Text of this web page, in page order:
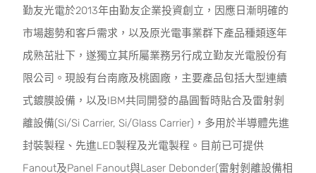
勤友光電於2013年由勤友企業投資創立，因應日漸明確的
市場趨勢和客戶需求，以及原光電事業群下產品種類逐年
成熟茁壯下，遂獨立其所屬業務另行成立勤友光電股份有
限公司。現設有台南廠及桃園廠，主要產品包括大型連續
式鍍膜設備，以及IBM共同開發的晶圓暫時貼合及雷射剝
離設備(Si/Si Carrier, Si/Glass Carrier)，多用於半導體先進
封裝製程、先進LED製程及光電製程。目前已可提供
Fanout及Panel Fanout與Laser Debonder(雷射剝離設備相